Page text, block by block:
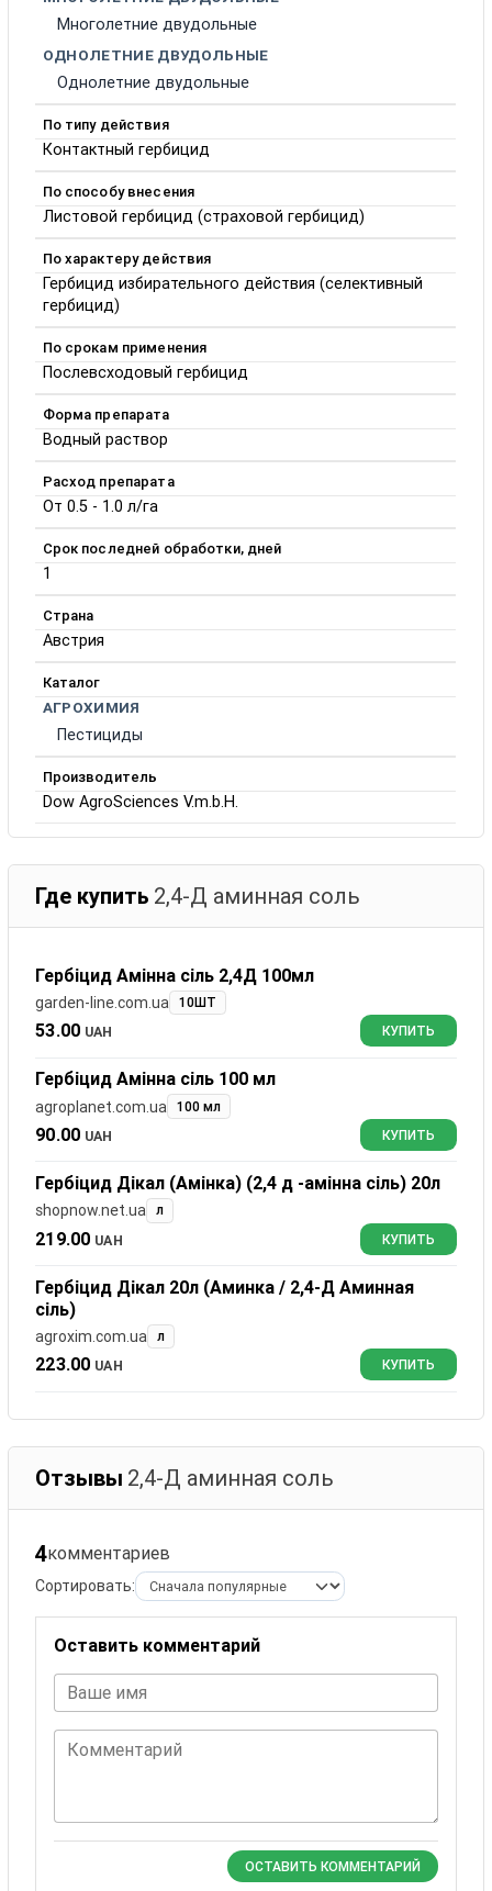
Многолетние двудольные
ОДНОЛЕТНИЕ ДВУДОЛЬНЫЕ
Однолетние двудольные
По типу действия
Контактный гербицид
По способу внесения
Листовой гербицид (страховой гербицид)
По характеру действия
Гербицид избирательного действия (селективный
гербицид)
По срокам применения
Послевсходовый гербицид
Форма препарата
Водный раствор
Расход препарата
От 0.5 - 1.0 л/га
Срок последней обработки, дней
1
Страна
Австрия
Каталог
АГРОХИМИЯ
Пестициды
Производитель
Dow AgroSciences V.m.b.H.
Где купить 2,4-Д аминная соль
Гербіцид Амінна сіль 2,4Д 100мл
garden-line.com.ua 10ШТ
53.00 UAH КУПИТЬ
Гербіцид Амінна сіль 100 мл
agroplanet.com.ua 100 мл
90.00 UAH КУПИТЬ
Гербіцид Дікал (Амінка) (2,4 д -амінна сіль) 20л
shopnow.net.ua л
219.00 UAH КУПИТЬ
Гербіцид Дікал 20л (Аминка / 2,4-Д Аминная
сіль)
agroxim.com.ua л
223.00 UAH КУПИТЬ
Отзывы 2,4-Д аминная соль
4комментариев
Сортировать:
Оставить комментарий
Ваше имя
Комментарий
ОСТАВИТЬ КОММЕНТАРИЙ